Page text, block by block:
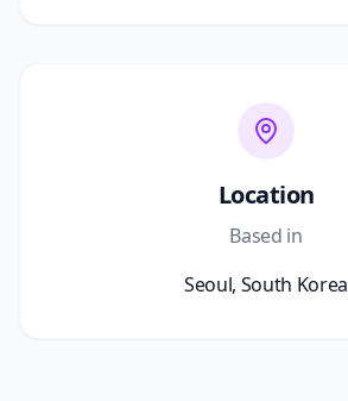
Location
Based in
Seoul, South Korea